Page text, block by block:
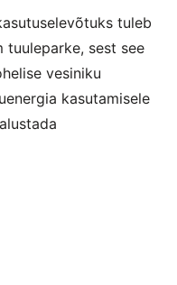
tuleb
tuuleparke, sest see
vesiniku
kasutamisele